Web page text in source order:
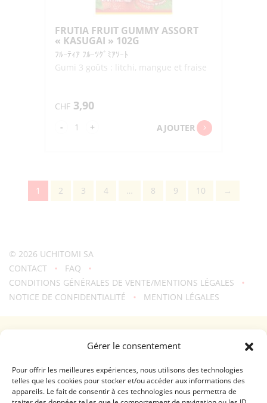
Gérer le consentement
Pour offrir les meilleures expériences, nous utilisons des technologies
telles que les cookies pour stocker et/ou accéder aux informations des
appareils. Le fait de consentir à ces technologies nous permettra de
FRUTIA FRUIT GUMMY ASSORT
« KASUGAI » 102G
ﾌﾙｰﾃｨｱ ﾌﾙｰﾂｸﾞﾐｱｿｰﾄ
Gumi 3 goûts : litchi, mangue et fraise
CHF 3,90
-
quantité
+ AJOUTER
1 2 3 4 … 8 9 10 →
© 2026 UCHITOMI SA
CONTACT
FAQ
CONDITIONS GÉNÉRALES DE VENTE/MENTIONS LÉGALES
NOTICE DE CONFIDENTIALITÉ
MENTION LÉGALES
GENÈVE - RIVE DROITE (FERRIER)
Lundi - Vendredi: 9:00-18:30 / Samedi: 9:00-17:00
GENÈVE - RIVE GAUCHE (RHÔNE)